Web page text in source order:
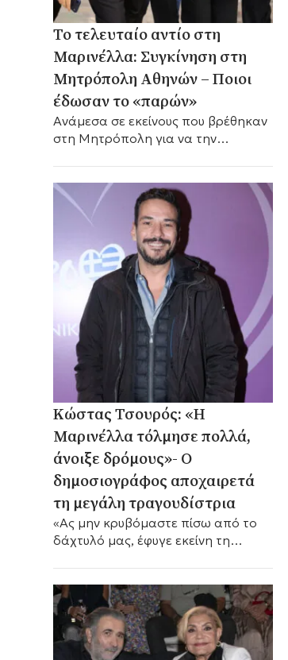
Το τελευταίο αντίο στη
Μαρινέλλα: Συγκίνηση στη
Μητρόπολη Αθηνών – Ποιοι
έδωσαν το «παρών»
Ανάμεσα σε εκείνους που βρέθηκαν
στη Μητρόπολη για να την
Κώστας Τσουρός: «Η
Μαρινέλλα τόλμησε πολλά,
άνοιξε δρόμους»- Ο
δημοσιογράφος αποχαιρετά
τη μεγάλη τραγουδίστρια
«Ας μην κρυβόμαστε πίσω από το
δάχτυλό μας, έφυγε εκείνη τη